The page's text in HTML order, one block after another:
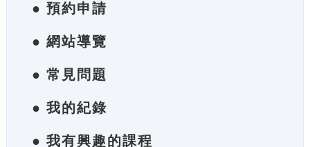
● 預約申請
● 網站導覽
● 常見問題
● 我的紀錄
● 我有興趣的課程